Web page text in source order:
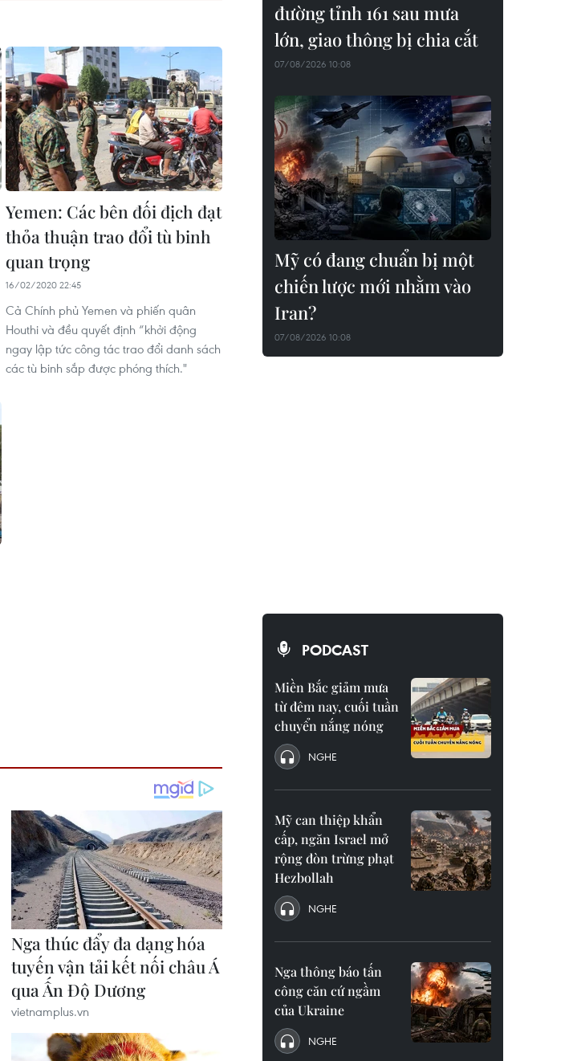
Yemen: Các bên đối địch đạt
thỏa thuận trao đổi tù binh
quan trọng
16/02/2020 22:45
Cả Chính phủ Yemen và phiến quân
Houthi và đều quyết định “khởi động
ngay lập tức công tác trao đổi danh sách
các tù binh sắp được phóng thích."
đường tỉnh 161 sau mưa
lớn, giao thông bị chia cắt
07/08/2026 10:08
Mỹ có đang chuẩn bị một
chiến lược mới nhằm vào
Iran?
07/08/2026 10:08
PODCAST
Miền Bắc giảm mưa
từ đêm nay, cuối tuần
chuyển nắng nóng
NGHE
Mỹ can thiệp khẩn
cấp, ngăn Israel mở
rộng đòn trừng phạt
Hezbollah
NGHE
Nga thông báo tấn
công căn cứ ngầm
của Ukraine
NGHE